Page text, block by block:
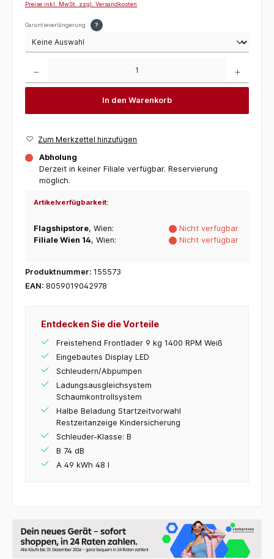
Preise inkl. MwSt. zzgl. Versandkosten
Garantieverlängerung ?
In den Warenkorb
Zum Merkzettel hinzufügen
Abholung
Derzeit in keiner Filiale verfügbar. Reservierung
möglich.
Artikelverfügbarkeit:
Flagshipstore, Wien:
Nicht verfügbar
Filiale Wien 14, Wien: Nicht verfügbar
Produktnummer: 155573
EAN: 8059019042978
Entdecken Sie die Vorteile
Freistehend Frontlader 9 kg 1400 RPM Weiß
Eingebautes Display LED
Schleudern/Abpumpen
Ladungsausgleichsystem
Schaumkontrollsystem
Halbe Beladung Startzeitvorwahl
Restzeitanzeige Kindersicherung
Schleuder-Klasse: B
B 74 dB
A 49 kWh 48 l